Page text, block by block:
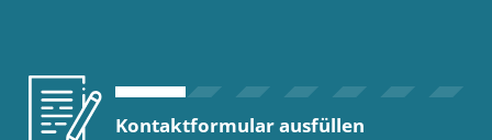
Kontaktformular ausfüllen